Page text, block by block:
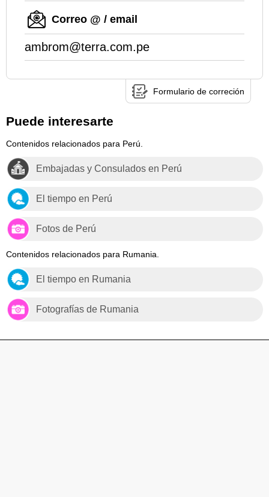
Correo @ / email
ambrom@terra.com.pe
Formulario de correción
Puede interesarte
Contenidos relacionados para Perú.
Embajadas y Consulados en Perú
El tiempo en Perú
Fotos de Perú
Contenidos relacionados para Rumania.
El tiempo en Rumania
Fotografías de Rumania